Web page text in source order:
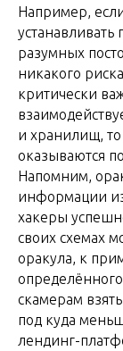
Например,
устанавливать
разумных
никакого
критически
и хранилищ, то
оказываются
Напомним,
информации
хакеры
своих схемах
оракула, к
скамерам
под куда
лендинг-